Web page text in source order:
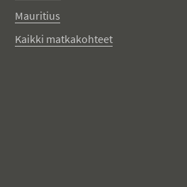
Mauritius
Kaikki matkakohteet